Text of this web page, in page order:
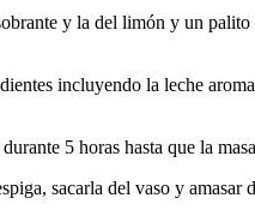
y la del limón y un
incluyendo la leche
5 horas hasta que la
sacarla del vaso y